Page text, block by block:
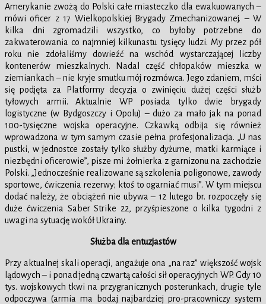
Amerykanie zwożą do Polski całe miasteczko dla ewakuowanych –
mówi oficer z 17 Wielkopolskiej Brygady Zmechanizowanej. – W
kilka dni zgromadzili wszystko, co byłoby potrzebne do
zakwaterowania co najmniej kilkunastu tysięcy ludzi. My przez pół
roku nie zdołaliśmy dowieźć na wschód wystarczającej liczby
kontenerów mieszkalnych. Nadal część chłopaków mieszka w
ziemiankach – nie kryje smutku mój rozmówca. Jego zdaniem, mści
się podjęta za Platformy decyzja o zwinięciu dużej części służb
tyłowych armii. Aktualnie WP posiada tylko dwie brygady
logistyczne (w Bydgoszczy i Opolu) – dużo za mało jak na ponad
100-tysięczne wojska operacyjne. Czkawką odbija się również
wprowadzona w tym samym czasie pełna profesjonalizacja. „U nas
pustki, w jednostce zostały tylko służby dyżurne, matki karmiące i
niezbędni oficerowie”, pisze mi żołnierka z garnizonu na zachodzie
Polski. „Jednocześnie realizowane są szkolenia poligonowe, zawody
sportowe, ćwiczenia rezerwy; ktoś to ogarniać musi”. W tym miejscu
dodać należy, że obciążeń nie ubywa – 12 lutego br. rozpoczęły się
duże ćwiczenia Saber Strike 22, przyśpieszone o kilka tygodni z
uwagi na sytuację wokół Ukrainy.
Służba dla entuzjastów
Przy aktualnej skali operacji, angażuje ona „na raz” większość wojsk
lądowych – i ponad jedną czwartą całości sił operacyjnych WP. Gdy 10
tys. wojskowych tkwi na przygranicznych posterunkach, drugie tyle
odpoczywa (armia ma bodaj najbardziej pro-pracowniczy system